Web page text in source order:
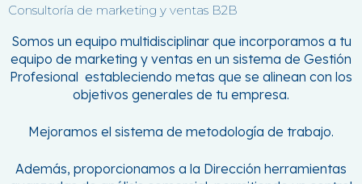
Consultoría de marketing y ventas B2B
Somos un equipo multidisciplinar que incorporamos a tu
equipo de marketing y ventas en un sistema de Gestión
Profesional estableciendo metas que se alinean con los
objetivos generales de tu empresa.
Mejoramos el sistema de metodología de trabajo.
Además, proporcionamos a la Dirección herramientas